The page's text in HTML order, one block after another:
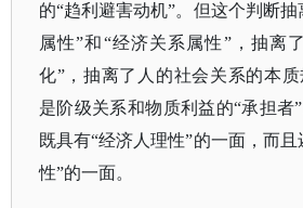
的“趋利避害动机”。但这个判断
属性”和“经济关系属性”，抽离
化”，抽离了人的社会关系的本
是阶级关系和物质利益的“承担者
既具有“经济人理性”的一面，而
性”的一面。